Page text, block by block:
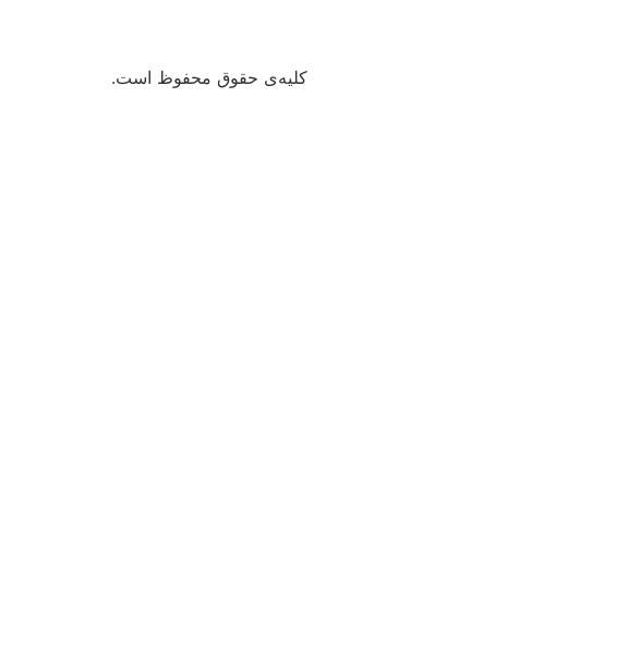
کلیه‌ی حقوق محفوظ است.